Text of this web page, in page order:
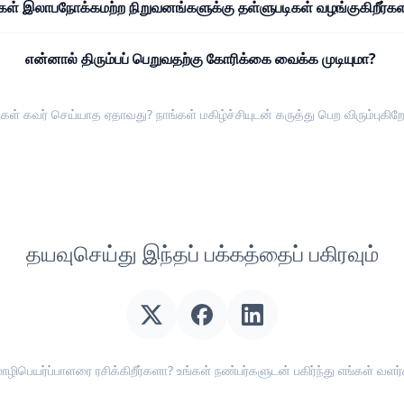
இலாபநோக்கமற்ற நிறுவனங்களுக்கு தள்ளுபடிகள்
என்னால் திரும்பப் பெறுவதற்கு கோரிக்கை வைக்க முடியுமா?
கவர் செய்யாத ஏதாவது? நாங்கள் மகிழ்ச்சியுடன் கருத்து பெற
தயவுசெய்து இந்தப் பக்கத்தைப் பகிரவும்
ரசிக்கிறீர்களா? உங்கள் நண்பர்களுடன் பகிர்ந்து எங்கள்